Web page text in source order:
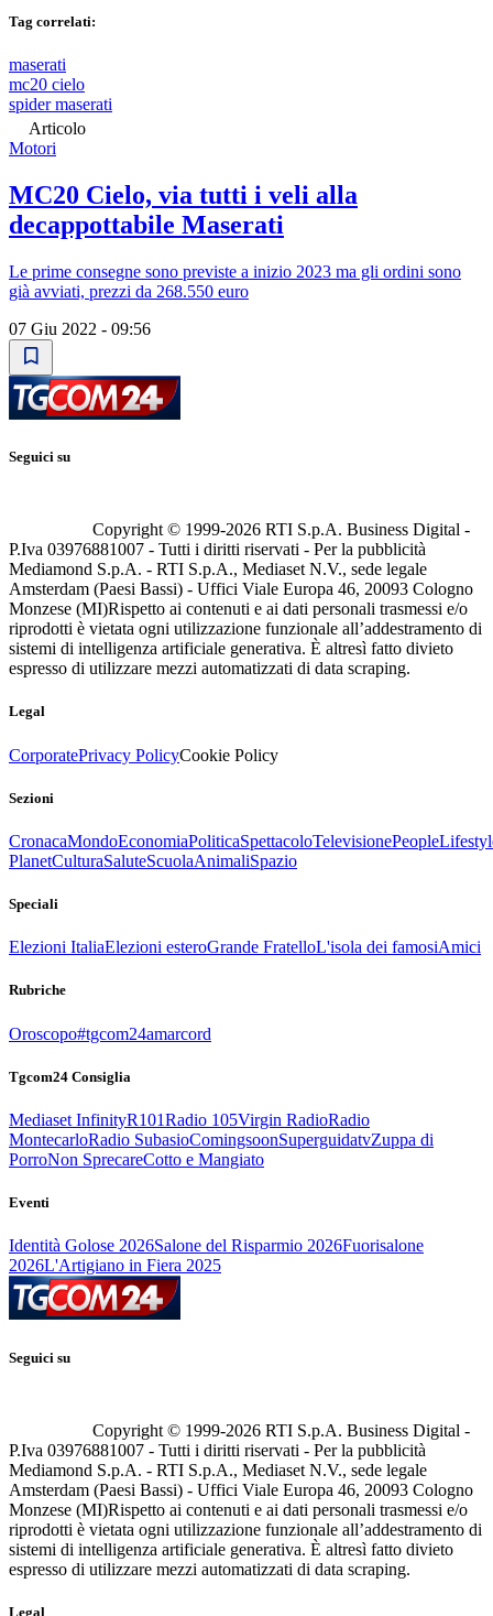
Tag correlati:
maserati
mc20 cielo
spider maserati
Articolo
Motori
MC20 Cielo, via tutti i veli alla
decappottabile Maserati
Le prime consegne sono previste a inizio 2023 ma gli ordini sono
già avviati, prezzi da 268.550 euro
07 Giu 2022 - 09:56
Seguici su
Copyright © 1999-2026 RTI S.p.A. Business Digital -
P.Iva 03976881007 - Tutti i diritti riservati - Per la pubblicità
Mediamond S.p.A. - RTI S.p.A., Mediaset N.V., sede legale
Amsterdam (Paesi Bassi) - Uffici Viale Europa 46, 20093 Cologno
Monzese (MI)Rispetto ai contenuti e ai dati personali trasmessi e/o
riprodotti è vietata ogni utilizzazione funzionale all’addestramento di
sistemi di intelligenza artificiale generativa. È altresì fatto divieto
espresso di utilizzare mezzi automatizzati di data scraping.
Legal
CorporatePrivacy PolicyCookie Policy
Sezioni
CronacaMondoEconomiaPoliticaSpettacoloTelevisionePeople
PlanetCulturaSaluteScuolaAnimaliSpazio
Speciali
Elezioni ItaliaElezioni esteroGrande FratelloL'isola dei famosiAmici
Rubriche
Oroscopo#tgcom24amarcord
Tgcom24 Consiglia
Mediaset InfinityR101Radio 105Virgin RadioRadio
MontecarloRadio SubasioComingsoonSuperguidatvZuppa di
PorroNon SprecareCotto e Mangiato
Eventi
Identità Golose 2026Salone del Risparmio 2026Fuorisalone
2026L'Artigiano in Fiera 2025
Seguici su
Copyright © 1999-2026 RTI S.p.A. Business Digital -
P.Iva 03976881007 - Tutti i diritti riservati - Per la pubblicità
Mediamond S.p.A. - RTI S.p.A., Mediaset N.V., sede legale
Amsterdam (Paesi Bassi) - Uffici Viale Europa 46, 20093 Cologno
Monzese (MI)Rispetto ai contenuti e ai dati personali trasmessi e/o
riprodotti è vietata ogni utilizzazione funzionale all’addestramento di
sistemi di intelligenza artificiale generativa. È altresì fatto divieto
espresso di utilizzare mezzi automatizzati di data scraping.
Legal